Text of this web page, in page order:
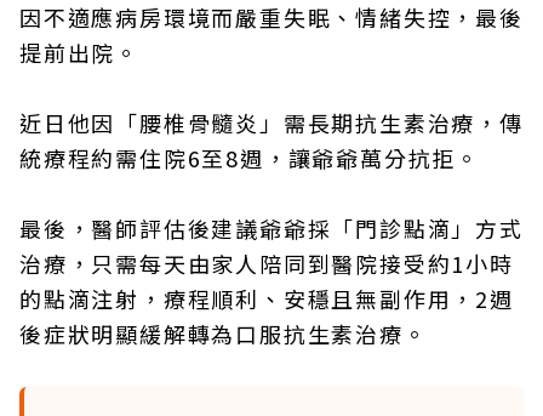
因不適應病房環境而嚴重失眠、情緒失控，最後
提前出院。
近日他因「腰椎骨髓炎」需長期抗生素治療，傳
統療程約需住院6至8週，讓爺爺萬分抗拒。
最後，醫師評估後建議爺爺採「門診點滴」方式
治療，只需每天由家人陪同到醫院接受約1小時
的點滴注射，療程順利、安穩且無副作用，2週
後症狀明顯緩解轉為口服抗生素治療。